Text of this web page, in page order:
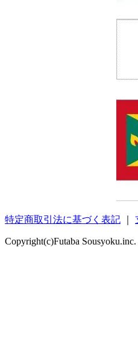
特定商取引法に基づく表記
Copyright(c)Futaba